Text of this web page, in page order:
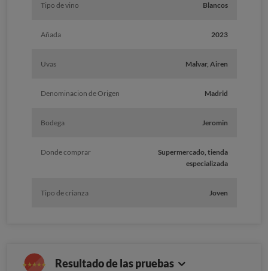
Tipo de vino Blancos
Añada 2023
Uvas Malvar, Airen
Denominacion de Origen Madrid
Bodega Jeromin
Donde comprar
Supermercado, tienda
especializada
Tipo de crianza Joven
Resultado de las pruebas